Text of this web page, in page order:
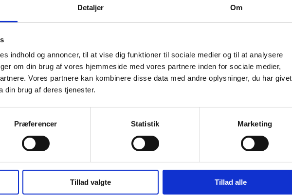
Detaljer Om
indhold og annoncer, til at vise dig funktioner til sociale medier og til at analysere
om din brug af vores hjemmeside med vores partnere inden for sociale medier,
Vores partnere kan kombinere disse data med andre oplysninger, du har givet
din brug af deres tjenester.
Præferencer Statistik Marketing
Tillad valgte Tillad alle
Jeg ønsker at handle som
Privat Erhverv
yoga-matter-180x60x0-3-variant
Premium Yoga måtte
180x60x0.3 cm
Normalpris DKK 499,75
FraDKK 374,81